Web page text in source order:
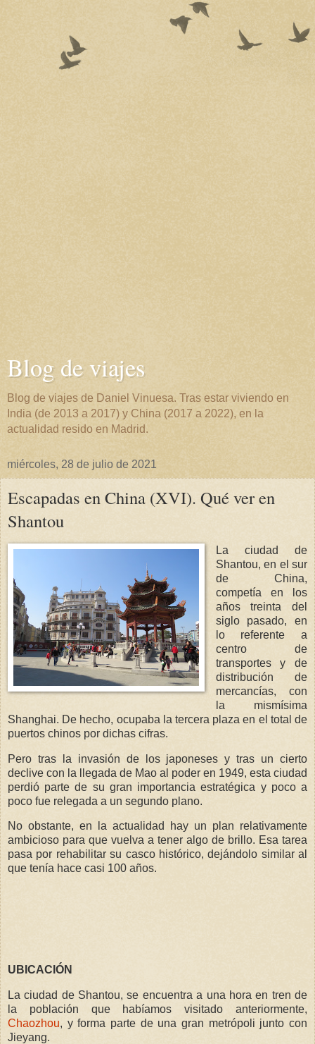
Blog de viajes
Blog de viajes de Daniel Vinuesa. Tras estar viviendo en
India (de 2013 a 2017) y China (2017 a 2022), en la
actualidad resido en Madrid.
miércoles, 28 de julio de 2021
Escapadas en China (XVI). Qué ver en
Shantou
La ciudad de
Shantou, en el sur
de China,
competía en los
años treinta del
siglo pasado, en
lo referente a
centro de
transportes y de
distribución de
mercancías, con
la mismísima
Shanghai. De hecho, ocupaba la tercera plaza en el total de
puertos chinos por dichas cifras.
Pero tras la invasión de los japoneses y tras un cierto
declive con la llegada de Mao al poder en 1949, esta ciudad
perdió parte de su gran importancia estratégica y poco a
poco fue relegada a un segundo plano.
No obstante, en la actualidad hay un plan relativamente
ambicioso para que vuelva a tener algo de brillo. Esa tarea
pasa por rehabilitar su casco histórico, dejándolo similar al
que tenía hace casi 100 años.
UBICACIÓN
La ciudad de Shantou, se encuentra a una hora en tren de
la población que habíamos visitado anteriormente,
Chaozhou, y forma parte de una gran metrópoli junto con
Jieyang.